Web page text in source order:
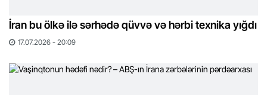
İran bu ölkə ilə sərhədə qüvvə və hərbi texnika yığdı
17.07.2026 - 20:09